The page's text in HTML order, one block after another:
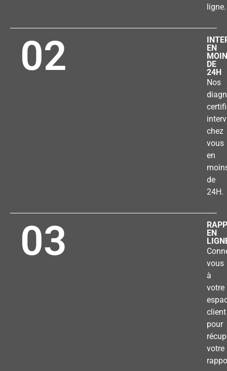
ligne.
02
EN
DE
24H
Nos
chez
vous
en
de
24H.
03
EN
vous
à
votre
client
pour
votre